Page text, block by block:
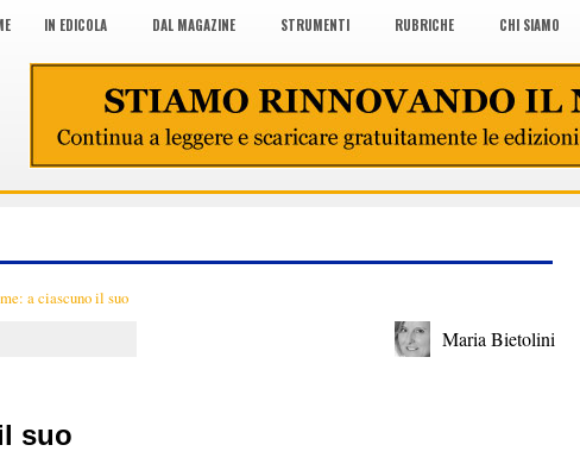
IN EDICOLA DAL MAGAZINE STRUMENTI RUBRICHE CHI SIAMO
a ciascuno il suo
Maria Bietolini
suo